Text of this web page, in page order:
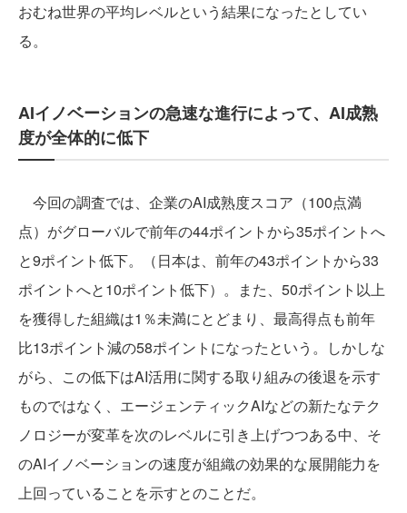
おむね世界の平均レベルという結果になったとしてい
る。
AIイノベーションの急速な進行によって、AI成熟
度が全体的に低下
今回の調査では、企業のAI成熟度スコア（100点満
点）がグローバルで前年の44ポイントから35ポイントへ
と9ポイント低下。（日本は、前年の43ポイントから33
ポイントへと10ポイント低下）。また、50ポイント以上
を獲得した組織は1％未満にとどまり、最高得点も前年
比13ポイント減の58ポイントになったという。しかしな
がら、この低下はAI活用に関する取り組みの後退を示す
ものではなく、エージェンティックAIなどの新たなテク
ノロジーが変革を次のレベルに引き上げつつある中、そ
のAIイノベーションの速度が組織の効果的な展開能力を
上回っていることを示すとのことだ。